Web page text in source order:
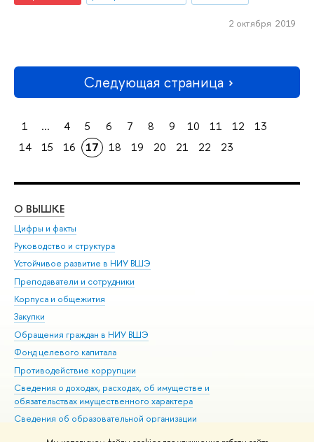
2 октября 2019
Следующая страница
1 ... 4 5 6 7 8 9 10 11 12
13
14
15 16 17 18 19 20 21 22 23
О ВЫШКЕ
Цифры и факты
Руководство и структура
Устойчивое развитие в НИУ ВШЭ
Преподаватели и сотрудники
Корпуса и общежития
Закупки
Обращения граждан в НИУ ВШЭ
Фонд целевого капитала
Противодействие коррупции
Сведения о доходах, расходах, об имуществе и
обязательствах имущественного характера
Сведения об образовательной организации
Людям с ограниченными возможностями здоровья